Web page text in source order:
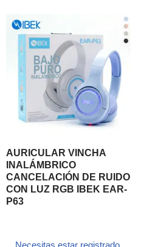
AURICULAR VINCHA
INALÁMBRICO
CANCELACIÓN DE RUIDO
CON LUZ RGB IBEK EAR-
P63
Necesitas estar registrado